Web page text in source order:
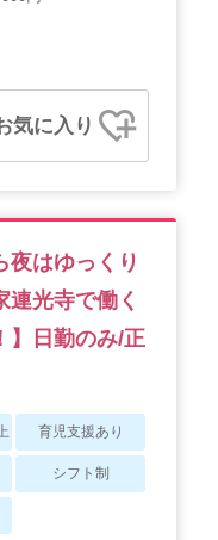
気に入り
夜はゆっくり
連光寺で働く
】日勤のみ/正
育児支援あり
シフト制